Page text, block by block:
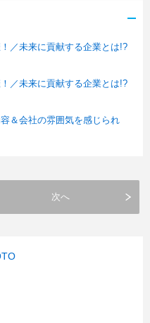
／未来に貢献する企業とは!?
／未来に貢献する企業とは!?
＆会社の雰囲気を感じられ
次へ